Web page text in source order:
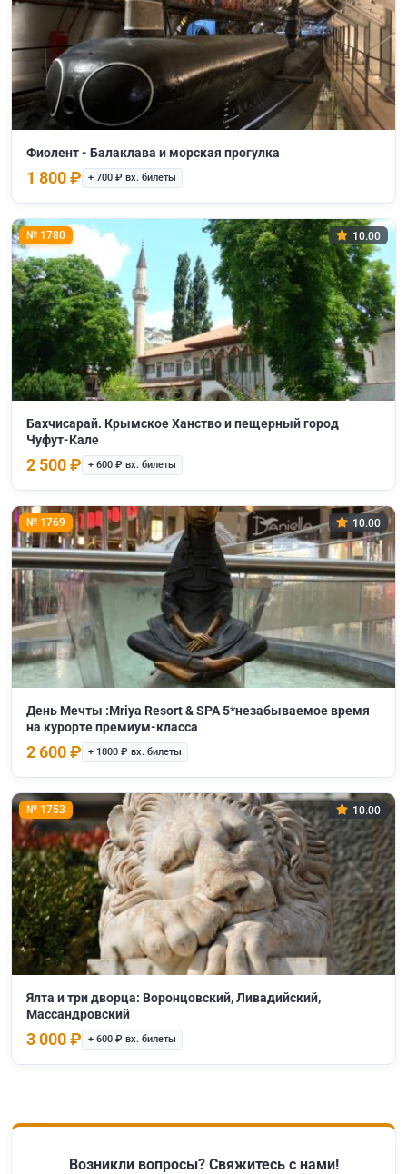
Фиолент - Балаклава и морская прогулка
1 800 ₽ + 700 ₽ вх. билеты
№ 1780 10.00
Бахчисарай. Крымское Ханство и пещерный город
Чуфут-Кале
2 500 ₽ + 600 ₽ вх. билеты
№ 1769 10.00
День Мечты :Mriya Resort & SPA 5*незабываемое время
на курорте премиум-класса
2 600 ₽ + 1800 ₽ вх. билеты
№ 1753 10.00
Ялта и три дворца: Воронцовский, Ливадийский,
Массандровский
3 000 ₽ + 600 ₽ вх. билеты
Возникли вопросы? Свяжитесь с нами!